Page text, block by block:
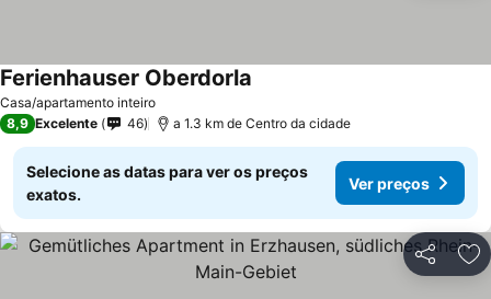
Casa/apartamento inteiro
Ferienhauser Oberdorla
8,9 Excelente 46 a 1.3 km de Centro da cidade
Selecione as datas para ver os preços
exatos.
Ver preços
Partilhar